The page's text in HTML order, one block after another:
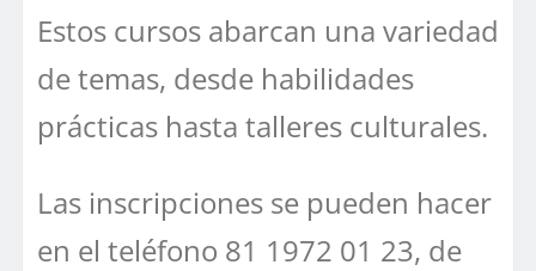
Estos cursos abarcan una variedad
de temas, desde habilidades
prácticas hasta talleres culturales.
Las inscripciones se pueden hacer
en el teléfono 81 1972 01 23, de